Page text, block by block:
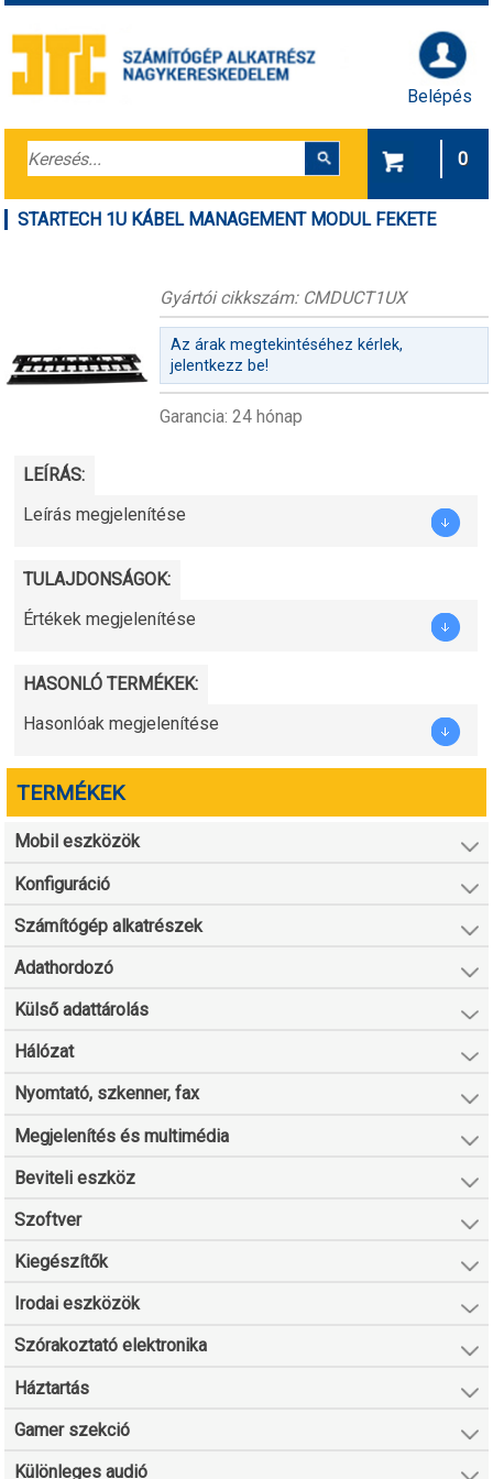
Belépés
0
STARTECH 1U KÁBEL MANAGEMENT MODUL FEKETE
Gyártói cikkszám: CMDUCT1UX
Az árak megtekintéséhez kérlek,
jelentkezz be!
Garancia: 24 hónap
LEÍRÁS:
Leírás megjelenítése
TULAJDONSÁGOK:
Értékek megjelenítése
HASONLÓ TERMÉKEK:
Hasonlóak megjelenítése
TERMÉKEK
Mobil eszközök
Konfiguráció
Számítógép alkatrészek
Adathordozó
Külső adattárolás
Hálózat
Nyomtató, szkenner, fax
Megjelenítés és multimédia
Beviteli eszköz
Szoftver
Kiegészítők
Irodai eszközök
Szórakoztató elektronika
Háztartás
Gamer szekció
Különleges audió